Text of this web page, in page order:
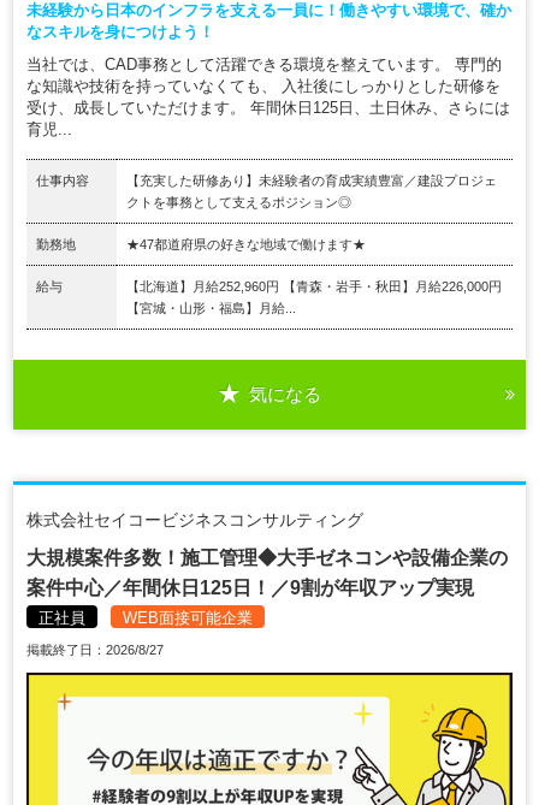
未経験から日本のインフラを支える一員に！働きやすい環境で、確か
なスキルを身につけよう！
当社では、CAD事務として活躍できる環境を整えています。 専門的
な知識や技術を持っていなくても、 入社後にしっかりとした研修を
受け、成長していただけます。 年間休日125日、土日休み、さらには
育児...
仕事内容
【充実した研修あり】未経験者の育成実績豊富／建設プロジェ
クトを事務として支えるポジション◎
勤務地 ★47都道府県の好きな地域で働けます★
給与
【北海道】月給252,960円 【青森・岩手・秋田】月給226,000円
【宮城・山形・福島】月給...
気になる
株式会社セイコービジネスコンサルティング
大規模案件多数！施工管理◆大手ゼネコンや設備企業の
案件中心／年間休日125日！／9割が年収アップ実現
正社員 WEB面接可能企業
掲載終了日：2026/8/27